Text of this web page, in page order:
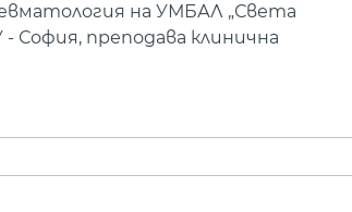
на УМБАЛ „Света
София, преподава клинична